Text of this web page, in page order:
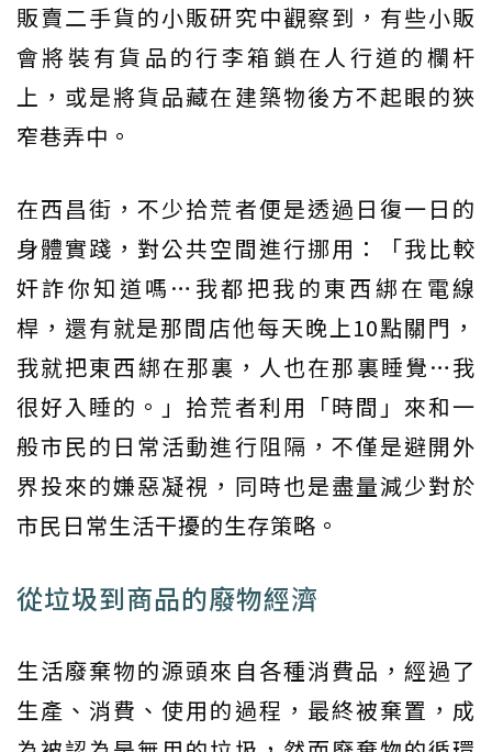
販賣二手貨的小販研究中觀察到，有些小販
會將裝有貨品的行李箱鎖在人行道的欄杆
上，或是將貨品藏在建築物後方不起眼的狹
窄巷弄中。
在西昌街，不少拾荒者便是透過日復一日的
身體實踐，對公共空間進行挪用：「我比較
奸詐你知道嗎…我都把我的東西綁在電線
桿，還有就是那間店他每天晚上10點關門，
我就把東西綁在那裏，人也在那裏睡覺…我
很好入睡的。」拾荒者利用「時間」來和一
般市民的日常活動進行阻隔，不僅是避開外
界投來的嫌惡凝視，同時也是盡量減少對於
市民日常生活干擾的生存策略。
從垃圾到商品的廢物經濟
生活廢棄物的源頭來自各種消費品，經過了
生產、消費、使用的過程，最終被棄置，成